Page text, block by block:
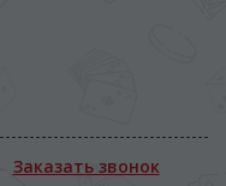
Заказать звонок